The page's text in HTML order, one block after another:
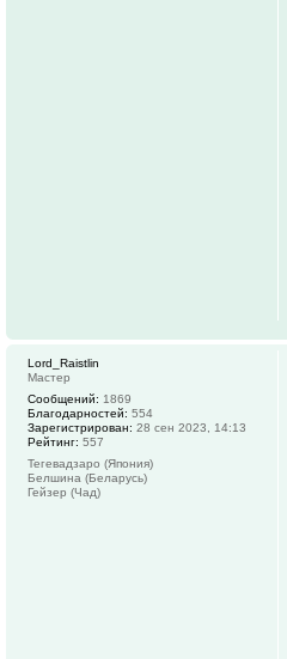
Lord_Raistlin
Мастер
Сообщений: 1869
Благодарностей: 554
Зарегистрирован: 28 сен 2023, 14:13
Рейтинг: 557
Тегевадзаро (Япония)
Белшина (Беларусь)
Гейзер (Чад)